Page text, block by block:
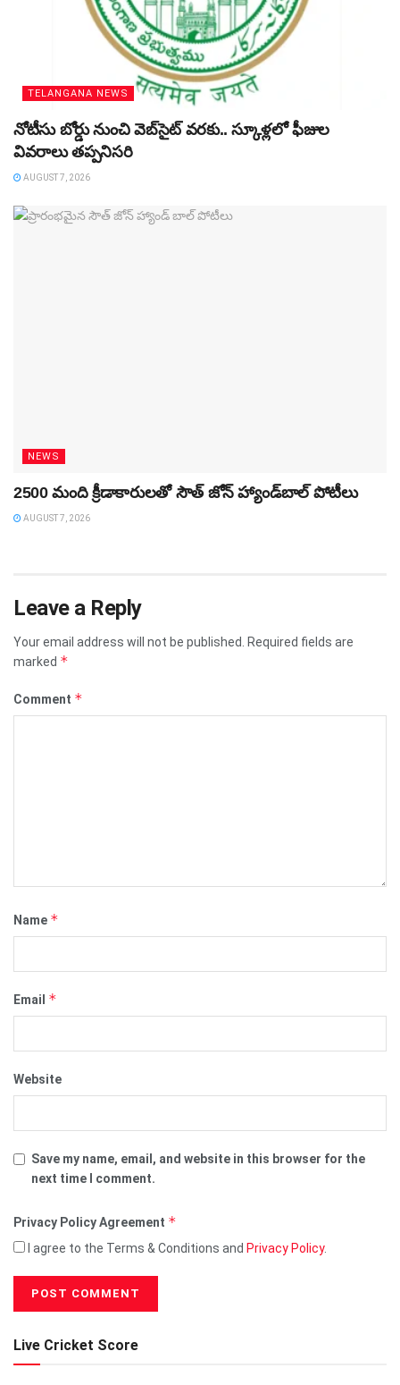
TELANGANA NEWS
నోటీసు బోర్డు నుంచి వెబ్‌సైట్‌ వరకు.. స్కూళ్లలో ఫీజుల
వివరాలు తప్పనిసరి
AUGUST 7, 2026
NEWS
2500 మంది క్రీడాకారులతో సౌత్‌ జోన్‌ హ్యాండ్‌బాల్‌ పోటీలు
AUGUST 7, 2026
Leave a Reply
Your email address will not be published.
Required fields are
marked *
Comment *
Name *
Email *
Website
Save my name, email, and website in this browser for the
next time I comment.
Privacy Policy Agreement *
I agree to the Terms & Conditions and Privacy Policy.
Live Cricket Score